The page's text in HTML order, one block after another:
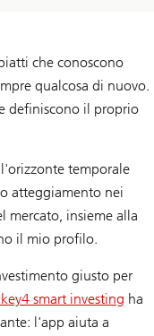
che conoscono
qualcosa di nuovo.
definiscono il proprio
temporale
atteggiamento nei
insieme alla
il mio profilo.
giusto per
key4 smart investing ha
l'app aiuta a